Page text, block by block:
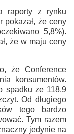
raporty z rynku
pokazał, że ceny
5,8%).
że w maju ceny
że Conference
konsumentów.
spadku ze 118,9
Od długiego
tego bardzo
Tym razem
jedynie na